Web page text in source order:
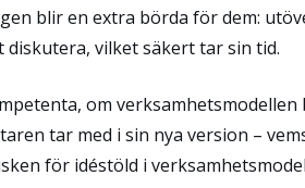
blir en extra börda för dem:
diskutera, vilket säkert tar sin tid.
om
tar med i sin nya version –
för idéstöld i